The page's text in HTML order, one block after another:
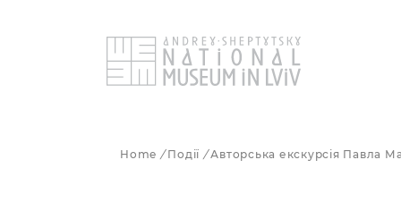
Home /Події /Авторська екскурсія Павла